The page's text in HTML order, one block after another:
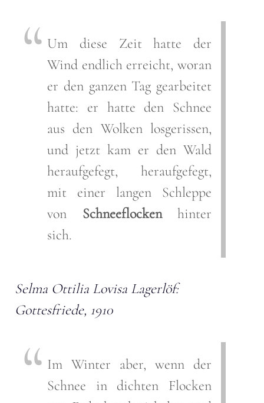
Um diese Zeit hatte der
Wind endlich erreicht, woran
er den ganzen Tag gearbeitet
hatte: er hatte den Schnee
aus den Wolken losgerissen,
und jetzt kam er den Wald
heraufgefegt, heraufgefegt,
mit einer langen Schleppe
von Schneeflockenhinter
sich.
Selma Ottilia Lovisa Lagerlöf:
Gottesfriede, 1910
Im Winter aber, wenn der
Schnee in dichten Flocken